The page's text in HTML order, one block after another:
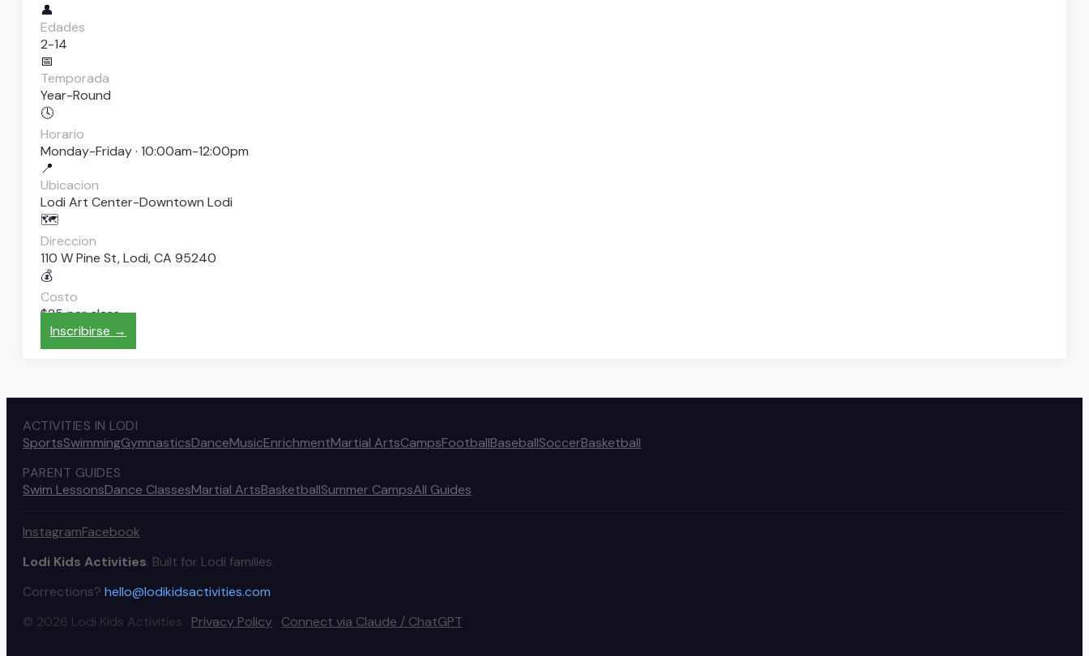
👤
Edades
2-14
📅
Temporada
Year-Round
🕓
Horario
Monday-Friday · 10:00am-12:00pm
📍
Ubicacion
Lodi Art Center-Downtown Lodi
🗺️
Direccion
110 W Pine St, Lodi, CA 95240
💰
Costo
$25 per class
Inscribirse →
ACTIVITIES IN LODI
SportsSwimmingGymnasticsDanceMusicEnrichmentMartial ArtsCampsFootballBaseballSoccerBasketball
PARENT GUIDES
Swim LessonsDance ClassesMartial ArtsBasketballSummer CampsAll Guides
InstagramFacebook
Lodi Kids Activities. Built for Lodi families.
Corrections? hello@lodikidsactivities.com
© 2026 Lodi Kids Activities · Privacy Policy · Connect via Claude / ChatGPT